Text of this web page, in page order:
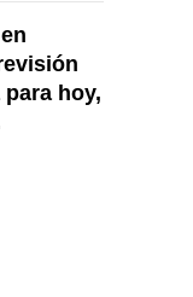
hoy,